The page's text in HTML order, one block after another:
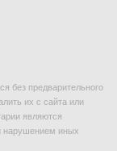
без предварительного
их с сайта или
являются
нарушением иных